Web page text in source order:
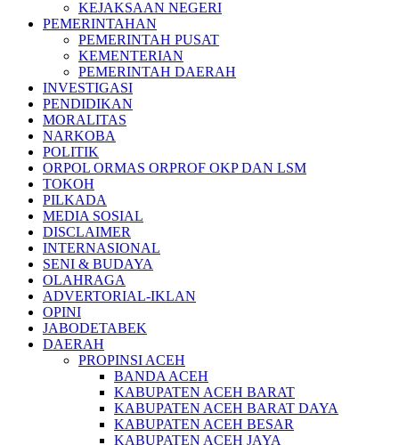
KEJAKSAAN NEGERI
PEMERINTAHAN
PEMERINTAH PUSAT
KEMENTERIAN
PEMERINTAH DAERAH
INVESTIGASI
PENDIDIKAN
MORALITAS
NARKOBA
POLITIK
ORPOL ORMAS ORPROF OKP DAN LSM
TOKOH
PILKADA
MEDIA SOSIAL
DISCLAIMER
INTERNASIONAL
SENI & BUDAYA
OLAHRAGA
ADVERTORIAL-IKLAN
OPINI
JABODETABEK
DAERAH
PROPINSI ACEH
BANDA ACEH
KABUPATEN ACEH BARAT
KABUPATEN ACEH BARAT DAYA
KABUPATEN ACEH BESAR
KABUPATEN ACEH JAYA